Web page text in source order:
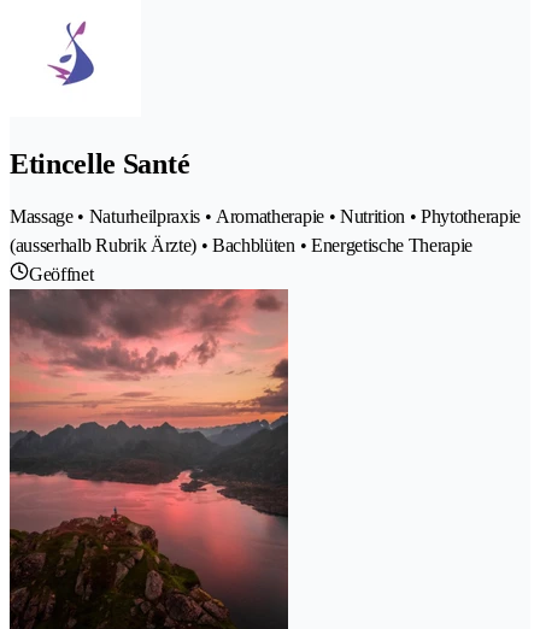
Etincelle Santé
Massage • Naturheilpraxis • Aromatherapie • Nutrition • Phytotherapie
(ausserhalb Rubrik Ärzte) • Bachblüten • Energetische Therapie
Geöffnet